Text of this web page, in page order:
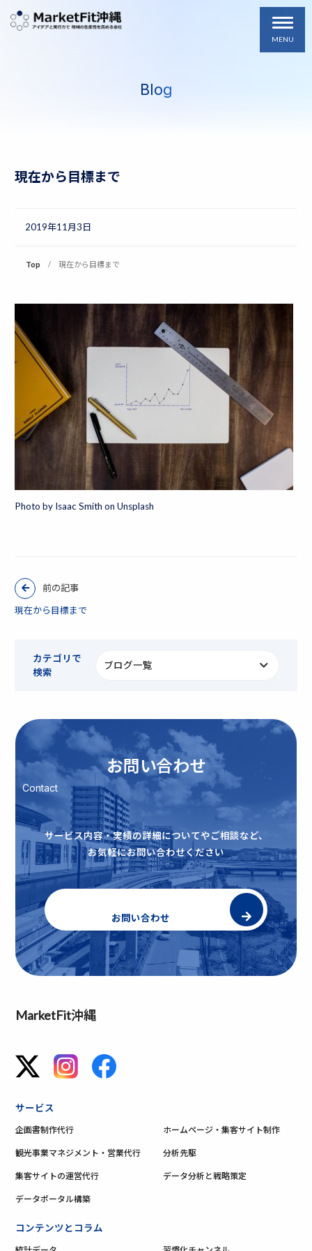
MENU
Blog
現在から目標まで
2019年11月3日
Top 現在から目標まで
Photo by Isaac Smith on Unsplash
前の記事
現在から目標まで
カテゴリで
検索
お問い合わせ
Contact
サービス内容・実績の詳細についてやご相談など、
お気軽にお問い合わせください
お問い合わせ
MarketFit沖縄
サービス
企画書制作代行 ホームページ・集客サイト制作
観光事業マネジメント・営業代行 分析先駆
集客サイトの運営代行 データ分析と戦略策定
データポータル構築
コンテンツとコラム